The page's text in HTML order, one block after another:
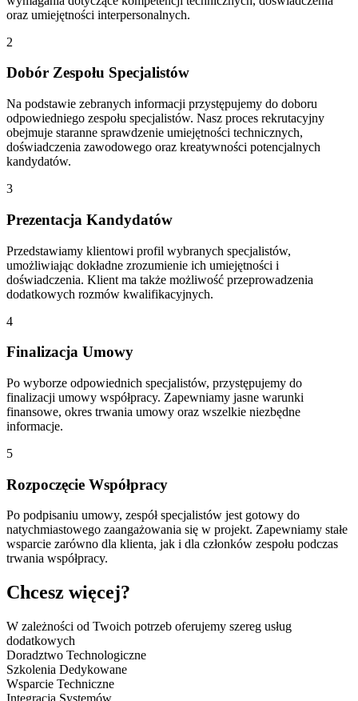
oraz umiejętności interpersonalnych.
2
Dobór Zespołu Specjalistów
Na podstawie zebranych informacji przystępujemy do doboru
odpowiedniego zespołu specjalistów. Nasz proces rekrutacyjny
obejmuje staranne sprawdzenie umiejętności technicznych,
doświadczenia zawodowego oraz kreatywności potencjalnych
kandydatów.
3
Prezentacja Kandydatów
Przedstawiamy klientowi profil wybranych specjalistów,
umożliwiając dokładne zrozumienie ich umiejętności i
doświadczenia. Klient ma także możliwość przeprowadzenia
dodatkowych rozmów kwalifikacyjnych.
4
Finalizacja Umowy
Po wyborze odpowiednich specjalistów, przystępujemy do
finalizacji umowy współpracy. Zapewniamy jasne warunki
finansowe, okres trwania umowy oraz wszelkie niezbędne
informacje.
5
Rozpoczęcie Współpracy
Po podpisaniu umowy, zespół specjalistów jest gotowy do
natychmiastowego zaangażowania się w projekt. Zapewniamy stałe
wsparcie zarówno dla klienta, jak i dla członków zespołu podczas
trwania współpracy.
Chcesz więcej?
W zależności od Twoich potrzeb oferujemy szereg usług
dodatkowych
Doradztwo Technologiczne
Szkolenia Dedykowane
Wsparcie Techniczne